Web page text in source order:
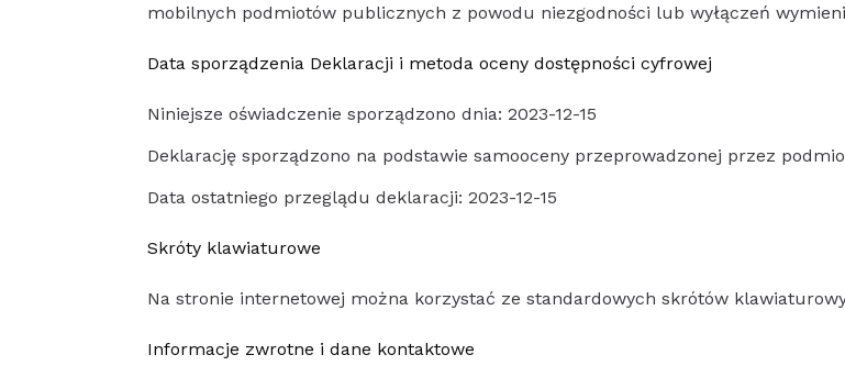
mobilnych podmiotów publicznych z powodu niezgodności lub wyłączeń
Data sporządzenia Deklaracji i metoda oceny dostępności cyfrowej
Niniejsze oświadczenie sporządzono dnia: 2023-12-15
Deklarację sporządzono na podstawie samooceny przeprowadzonej przez
Data ostatniego przeglądu deklaracji: 2023-12-15
Skróty klawiaturowe
Na stronie internetowej można korzystać ze standardowych skrótów
Informacje zwrotne i dane kontaktowe